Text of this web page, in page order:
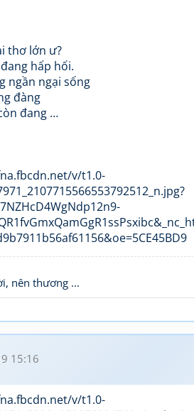
thơ lớn ư?
hấp hối.
ngần ngại sống
đàng
đang …
nên thương ...
15:16